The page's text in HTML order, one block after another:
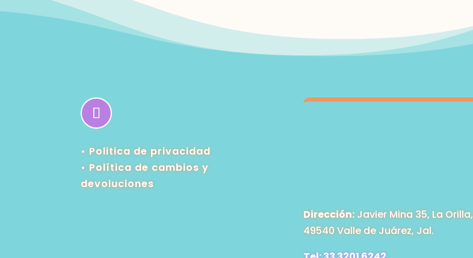
• Politica de privacidad
•Política de cambios y
devoluciones
Dirección:Javier Mina 35, La Orilla,
49540 Valle de Juárez, Jal.